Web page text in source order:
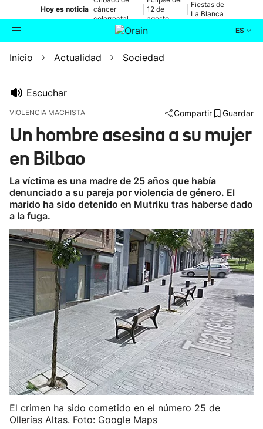
Hoy es noticia cáncer
colorrectal
12 de
agosto
Fiestas de
La Blanca
ES
Buscador Actualidad
Eguraldia
Inicio Actualidad Sociedad
Escuchar
VIOLENCIA MACHISTA Compartir Guardar
Un hombre asesina a su mujer
en Bilbao
La víctima es una madre de 25 años que había
denunciado a su pareja por violencia de género. El
marido ha sido detenido en Mutriku tras haberse dado
a la fuga.
El crimen ha sido cometido en el número 25 de
Ollerías Altas. Foto: Google Maps